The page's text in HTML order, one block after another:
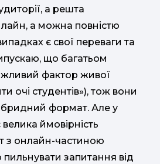
а решта
а можна повністю
є свої переваги та
що багатьом
фактор живої
очі студентів»), тож вони
формат. Але у
ймовірність
з онлайн-частиною
пильнувати запитання від